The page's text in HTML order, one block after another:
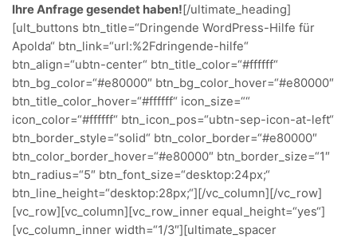
Ihre Anfrage gesendet haben! [/ultimate_heading]
[ult_buttons btn_title=“Dringende WordPress-Hilfe für
Apolda“ btn_link=“url:%2Fdringende-hilfe“
btn_align=“ubtn-center“ btn_title_color=“#ffffff“
btn_bg_color=“#e80000″ btn_bg_color_hover=“#e80000″
btn_title_color_hover=“#ffffff“ icon_size=““
icon_color=“#ffffff“ btn_icon_pos=“ubtn-sep-icon-at-left“
btn_border_style=“solid“ btn_color_border=“#e80000″
btn_color_border_hover=“#e80000″ btn_border_size=“1″
btn_radius=“5″ btn_font_size=“desktop:24px;“
btn_line_height=“desktop:28px;“][/vc_column][/vc_row]
[vc_row][vc_column][vc_row_inner equal_height=“yes“]
[vc_column_inner width=“1/3″][ultimate_spacer